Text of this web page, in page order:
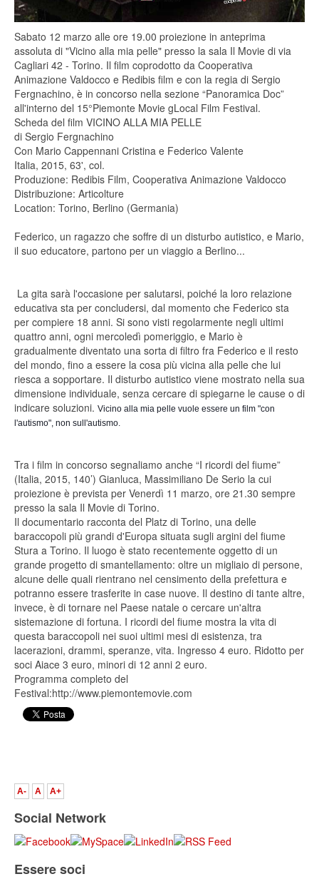
Sabato 12 marzo alle ore 19.00 proiezione in anteprima
assoluta di "Vicino alla mia pelle" presso la sala Il Movie di via
Cagliari 42 - Torino. Il film coprodotto da Cooperativa
Animazione Valdocco e Redibis film e con la regia di Sergio
Fergnachino, è in concorso nella sezione “Panoramica Doc”
all'interno del 15°Piemonte Movie gLocal Film Festival.
Scheda del film VICINO ALLA MIA PELLE
di Sergio Fergnachino
Con Mario Cappennani Cristina e Federico Valente
Italia, 2015, 63', col.
Produzione: Redibis Film, Cooperativa Animazione Valdocco
Distribuzione: Articolture
Location: Torino, Berlino (Germania)
Federico, un ragazzo che soffre di un disturbo autistico, e Mario,
il suo educatore, partono per un viaggio a Berlino...
La gita sarà l'occasione per salutarsi, poiché la loro relazione
educativa sta per concludersi, dal momento che Federico sta
per compiere 18 anni. Si sono visti regolarmente negli ultimi
quattro anni, ogni mercoledì pomeriggio, e Mario è
gradualmente diventato una sorta di filtro fra Federico e il resto
del mondo, fino a essere la cosa più vicina alla pelle che lui
riesca a sopportare. Il disturbo autistico viene mostrato nella sua
dimensione individuale, senza cercare di spiegarne le cause o di
indicare soluzioni. Vicino alla mia pelle vuole essere un film "con
l'autismo", non sull'autismo.
Tra i film in concorso segnaliamo anche “I ricordi del fiume”
(Italia, 2015, 140’) Gianluca, Massimiliano De Serio la cui
proiezione è prevista per Venerdì 11 marzo, ore 21.30 sempre
presso la sala Il Movie di Torino.
Il documentario racconta del Platz di Torino, una delle
baraccopoli più grandi d'Europa situata sugli argini del fiume
Stura a Torino. Il luogo è stato recentemente oggetto di un
grande progetto di smantellamento: oltre un migliaio di persone,
alcune delle quali rientrano nel censimento della prefettura e
potranno essere trasferite in case nuove. Il destino di tante altre,
invece, è di tornare nel Paese natale o cercare un'altra
sistemazione di fortuna. I ricordi del fiume mostra la vita di
questa baraccopoli nei suoi ultimi mesi di esistenza, tra
lacerazioni, drammi, speranze, vita. Ingresso 4 euro. Ridotto per
soci Aiace 3 euro, minori di 12 anni 2 euro.
Programma completo del
Festival:http://www.piemontemovie.com
A- A A+
Social Network
Essere soci